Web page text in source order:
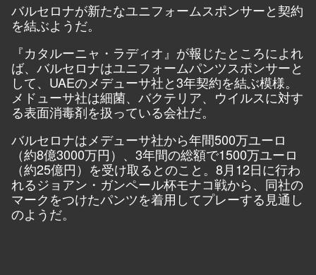
バルセロナが新たなユニフォームスポンサーと契約
を結ぶようだ。
『カタルーニャ・ラディオ』が報じたところによれ
ば、バルセロナはユニフォームパンツスポンサーと
して、UAEのメデューサ社と3年契約を結ぶ模様。
メドューサ社は細菌、バクテリア、ウイルスに対す
る表面消毒剤を扱っている会社だ。
バルセロナはメデューサ社から年間500万ユーロ
（約8億3000万円）、3年間の総額で1500万ユーロ
（約25億円）を受け取るとのこと。8月12日に行わ
れるジョアン・ガンペール杯モナコ戦から、同社の
マークをつけたパンツを着用してプレーする見通し
のようだ。